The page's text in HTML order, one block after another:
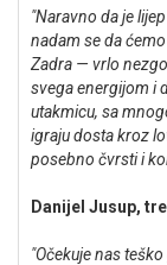
"Naravno da je
nadam se da
Zadra — vrlo
svega energijom i
utakmicu, sa
igraju dosta kroz
posebno čvrsti i
Danijel Jusup,
"Očekuje nas